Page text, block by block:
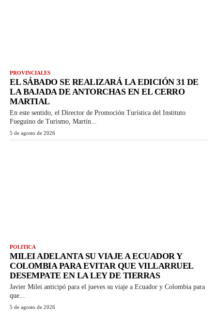
PROVINCIALES
EL SÁBADO SE REALIZARÁ LA EDICIÓN 31 DE
LA BAJADA DE ANTORCHAS EN EL CERRO
MARTIAL
En este sentido, el Director de Promoción Turística del Instituto
Fueguino de Turismo, Martín...
5 de agosto de 2026
POLITICA
MILEI ADELANTA SU VIAJE A ECUADOR Y
COLOMBIA PARA EVITAR QUE VILLARRUEL
DESEMPATE EN LA LEY DE TIERRAS
Javier Milei anticipó para el jueves su viaje a Ecuador y Colombia para
que...
5 de agosto de 2026